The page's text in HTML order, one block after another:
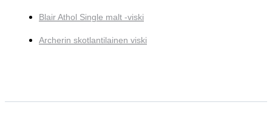
Blair Athol Single malt -viski
Archerin skotlantilainen viski